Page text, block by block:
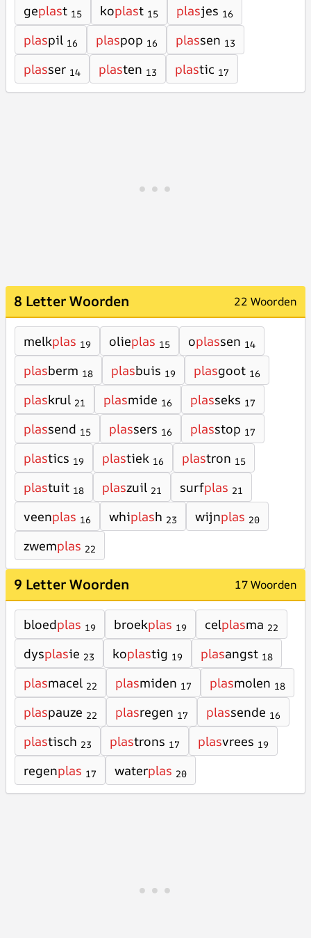
geplast 15 koplast 15 plasjes 16
plaspil 16 plaspop 16 plassen 13
plasser 14 plasten 13 plastic 17
8 Letter Woorden 22 Woorden
melkplas 19 olieplas 15 oplassen 14
plasberm 18 plasbuis 19 plasgoot 16
plaskrul 21 plasmide 16 plasseks 17
plassend 15 plassers 16 plasstop 17
plastics 19 plastiek 16 plastron 15
plastuit 18 plaszuil 21 surfplas 21
veenplas 16 whiplash 23 wijnplas 20
zwemplas 22
9 Letter Woorden 17 Woorden
bloedplas 19 broekplas 19 celplasma 22
dysplasie 23 koplastig 19 plasangst 18
plasmacel 22 plasmiden 17 plasmolen 18
plaspauze 22 plasregen 17 plassende 16
plastisch 23 plastrons 17 plasvrees 19
regenplas 17 waterplas 20